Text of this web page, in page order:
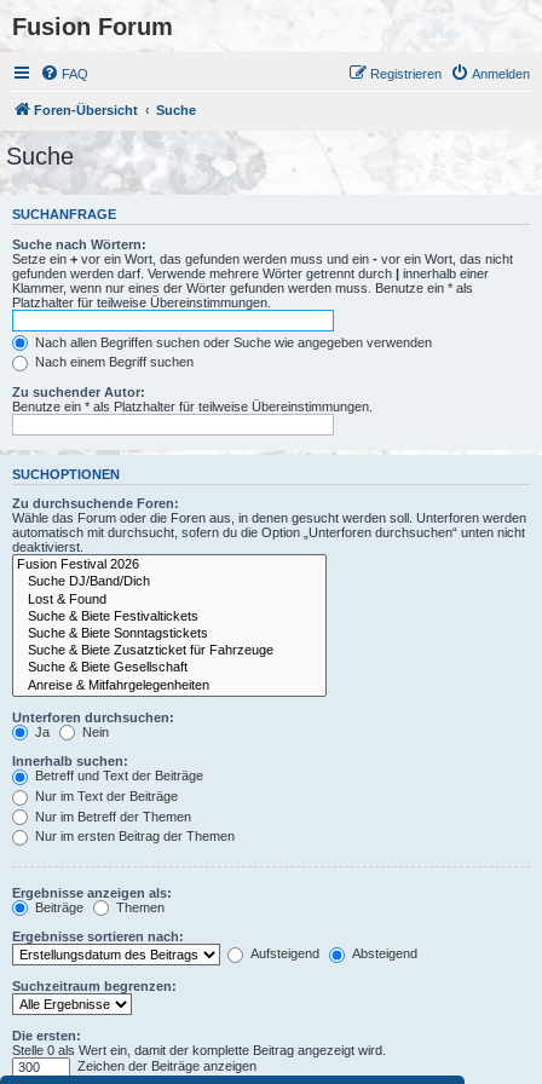
Fusion Forum
FAQ Anmelden
Registrieren
Foren-Übersicht Suche
Suche
SUCHANFRAGE
Suche nach Wörtern:
Setze ein + vor ein Wort, das gefunden werden muss und ein - vor ein Wort, das nicht
gefunden werden darf. Verwende mehrere Wörter getrennt durch | innerhalb einer
Klammer, wenn nur eines der Wörter gefunden werden muss. Benutze ein * als
Platzhalter für teilweise Übereinstimmungen.
Nach allen Begriffen suchen oder Suche wie angegeben verwenden
Nach einem Begriff suchen
Zu suchender Autor:
Benutze ein * als Platzhalter für teilweise Übereinstimmungen.
SUCHOPTIONEN
Zu durchsuchende Foren:
Wähle das Forum oder die Foren aus, in denen gesucht werden soll. Unterforen werden
automatisch mit durchsucht, sofern du die Option „Unterforen durchsuchen“ unten nicht
deaktivierst.
Unterforen durchsuchen:
Ja
Nein
Innerhalb suchen:
Betreff und Text der Beiträge
Nur im Text der Beiträge
Nur im Betreff der Themen
Nur im ersten Beitrag der Themen
Ergebnisse anzeigen als:
Beiträge
Themen
Ergebnisse sortieren nach:
Aufsteigend
Absteigend
Suchzeitraum begrenzen:
Die ersten:
Stelle 0 als Wert ein, damit der komplette Beitrag angezeigt wird.
Zeichen der Beiträge anzeigen